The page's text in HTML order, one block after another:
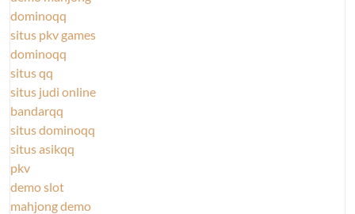
dominoqq
situs pkv games
dominoqq
situs qq
situs judi online
bandarqq
situs dominoqq
situs asikqq
pkv
demo slot
mahjong demo